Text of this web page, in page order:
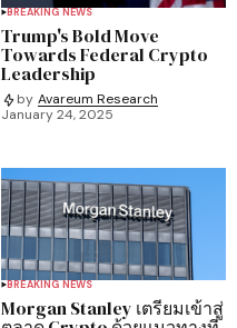
BREAKING NEWS
Trump's Bold Move
Towards Federal Crypto
Leadership
by Avareum Research
January 24, 2025
BREAKING NEWS
Morgan Stanley เตรียมเข้าสู่